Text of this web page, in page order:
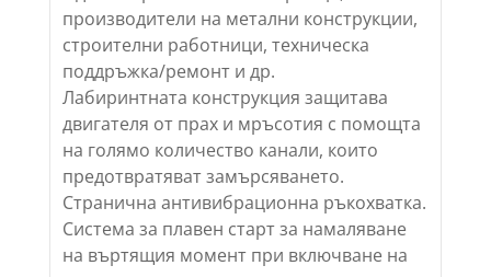
производители на метални конструкции,
строителни работници, техническа
поддръжка/ремонт и др.
Лабиринтната конструкция защитава
двигателя от прах и мръсотия с помощта
на голямо количество канали, които
предотвратяват замърсяването.
Странична антивибрационна ръкохватка.
Система за плавен старт за намаляване
на въртящия момент при включване на